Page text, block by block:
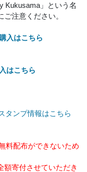
Kukusama」という名
注意ください。
入はこちら
はこちら
タンプ情報はこちら
料配布ができないため
額寄付させていただき